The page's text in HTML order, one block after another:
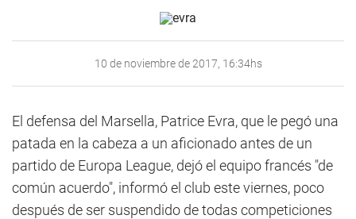
10 de noviembre de 2017, 16:34hs
El defensa del Marsella, Patrice Evra, que le pegó una
patada en la cabeza a un aficionado antes de un
partido de Europa League, dejó el equipo francés "de
común acuerdo", informó el club este viernes, poco
después de ser suspendido de todas competiciones